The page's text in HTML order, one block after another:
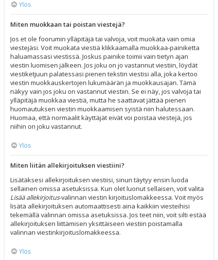
Ylös
Miten muokkaan tai poistan viestejä?
Jos et ole foorumin ylläpitäjä tai valvoja, voit muokata vain omia
viestejäsi. Voit muokata viestiä klikkaamalla muokkaa-painiketta
haluamassasi viestissä. Joskus painike toimii vain tietyn ajan
viestin luomisen jälkeen. Jos joku on jo vastannut viestiin, löydät
viestiketjuun palatessasi pienen tekstin viestisi alla, joka kertoo
viestin muokkauskertojen lukumäärän ja muokkausajan. Tämä
näkyy vain jos joku on vastannut viestiin. Se ei näy, jos valvoja tai
ylläpitäjä muokkaa viestiä, mutta he saattavat jättää pienen
huomautuksen viestin muokkaamisen syistä niin halutessaan.
Huomaa, että normaalit käyttäjät eivät voi poistaa viestejä, jos
niihin on joku vastannut.
Ylös
Miten liitän allekirjoituksen viestiini?
Lisätäksesi allekirjoituksen viestiisi, sinun täytyy ensin luoda
sellainen omissa asetuksissa. Kun olet luonut sellaisen, voit valita
Lisää allekirjoitus-valinnan viestin kirjoituslomakkeessa. Voit myös
lisätä allekirjoituksen automaattisesti aina kaikkiin viesteihisi
tekemällä valinnan omissa asetuksissa. Jos teet niin, voit silti estää
allekirjoituksen liittämisen yksittäiseen viestiin poistamalla
valinnan viestinkirjoituslomakkeessa.
Ylös